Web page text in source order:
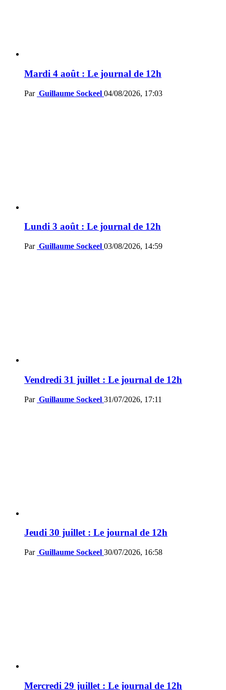
Mardi 4 août : Le journal de 12h
Par Guillaume Sockeel 04/08/2026, 17:03
Lundi 3 août : Le journal de 12h
Par Guillaume Sockeel 03/08/2026, 14:59
Vendredi 31 juillet : Le journal de 12h
Par Guillaume Sockeel 31/07/2026, 17:11
Jeudi 30 juillet : Le journal de 12h
Par Guillaume Sockeel 30/07/2026, 16:58
Mercredi 29 juillet : Le journal de 12h